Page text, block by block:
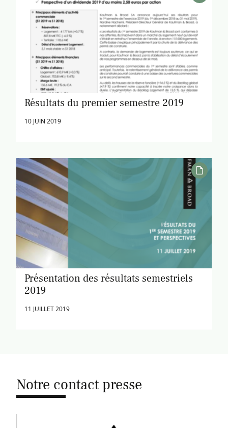
Résultats du premier semestre 2019
10 JUIN 2019
Présentation des résultats semestriels
2019
11 JUILLET 2019
Notre contact presse